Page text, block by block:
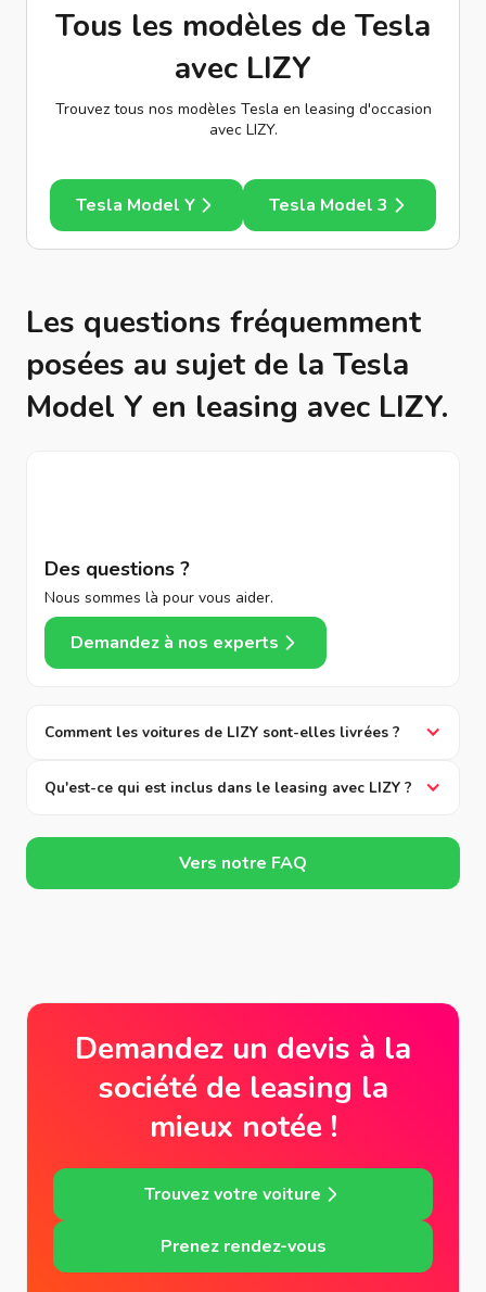
Tous les modèles de Tesla
avec LIZY
Trouvez tous nos modèles Tesla en leasing d'occasion
avec LIZY.
Tesla Model Y Tesla Model 3
Les questions fréquemment
posées au sujet de la Tesla
Model Y en leasing avec LIZY.
Des questions ?
Nous sommes là pour vous aider.
Demandez à nos experts
Comment les voitures de LIZY sont-elles livrées ?
Qu'est-ce qui est inclus dans le leasing avec LIZY ?
Vers notre FAQ
Demandez un devis à la
société de leasing la
mieux notée !
Trouvez votre voiture
Prenez rendez-vous